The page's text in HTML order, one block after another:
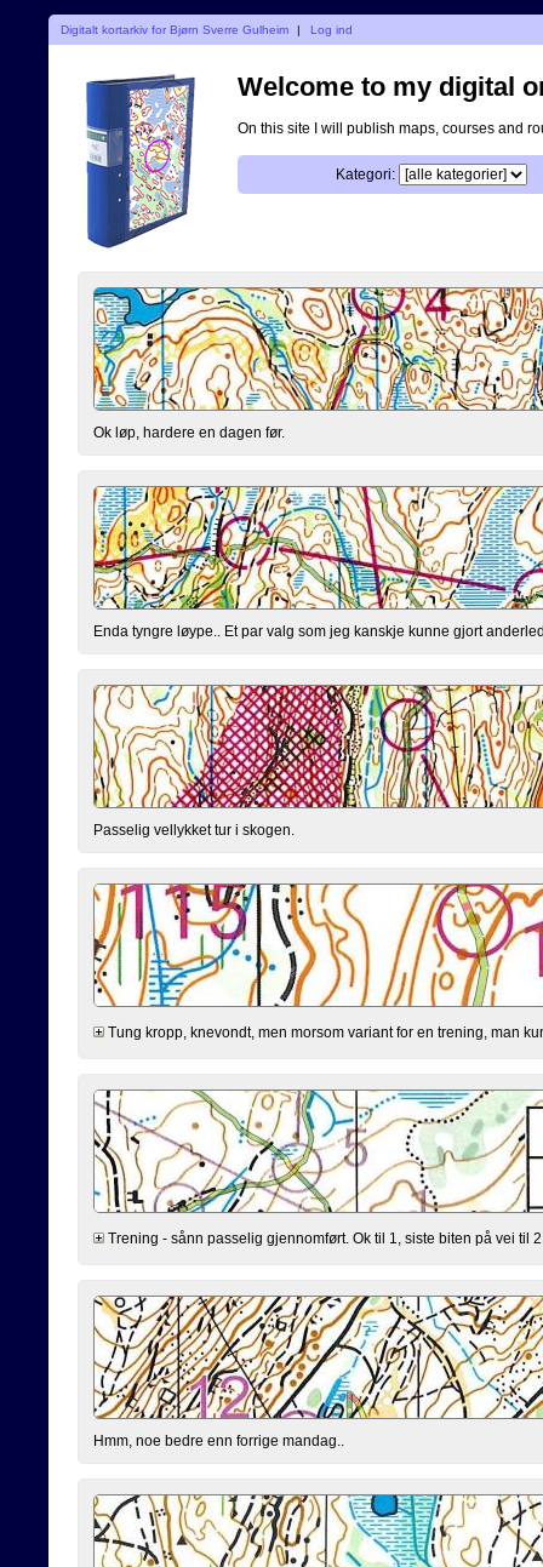
Digitalt kortarkiv for Bjørn Sverre Gulheim | Log ind
Welcome to my digital
On this site I will publish maps, courses and
Kategori:
Ok løp, hardere en dagen før.
Enda tyngre løype.. Et par valg som jeg kanskje kunne gjort
Passelig vellykket tur i skogen.
Tung kropp, knevondt, men morsom variant for en trening, man
Trening - sånn passelig gjennomført. Ok til 1, siste biten på vei til
Hmm, noe bedre enn forrige mandag..